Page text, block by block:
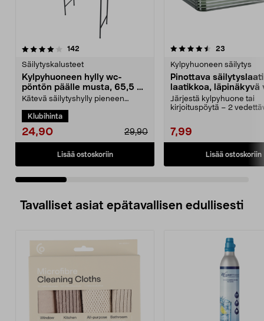
142
Säilytyskalusteet
Kylpyhuoneen hylly wc-
pöntön päälle musta, 65,5 x
24 x 163 cm
Kätevä säilytyshylly pieneen
wc-pöntön taaksen tai...
Klubihinta
24,90 29,90
Lisää ostoskoriin
4.5 viidestä
23
Kylpyhuoneen säilytys
Pinottava
laatikkoa, läpinäkyvä
Järjestä kylpyhuone tai
kirjoituspöytä – 2
7,99
Lisää ostoskoriin
4.5 viidestä
Tavalliset asiat epätavallisen edullisesti